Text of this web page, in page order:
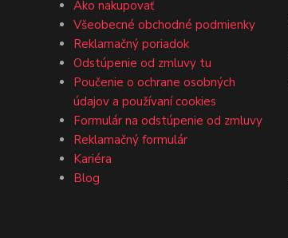
Ako nakupovať
Všeobecné obchodné podmienky
Reklamačný poriadok
Odstúpenie od zmluvy tu
Poučenie o ochrane osobných
údajov a používaní cookies
Formulár na odstúpenie od zmluvy
Reklamačný formulár
Kariéra
Blog